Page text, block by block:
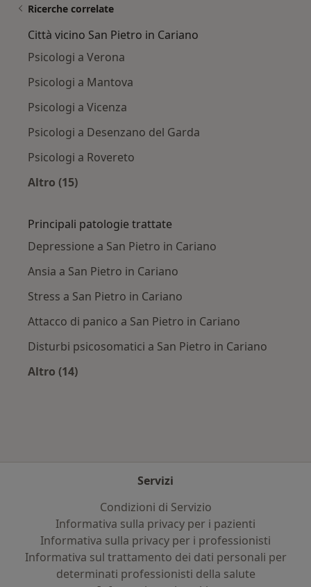
Ricerche correlate
Città vicino San Pietro in Cariano
Psicologi a Verona
Psicologi a Mantova
Psicologi a Vicenza
Psicologi a Desenzano del Garda
Psicologi a Rovereto
Altro (15)
Principali patologie trattate
Depressione a San Pietro in Cariano
Ansia a San Pietro in Cariano
Stress a San Pietro in Cariano
Attacco di panico a San Pietro in Cariano
Disturbi psicosomatici a San Pietro in Cariano
Altro (14)
Servizi
Condizioni di Servizio
Informativa sulla privacy per i pazienti
Informativa sulla privacy per i professionisti
Informativa sul trattamento dei dati personali per
determinati professionisti della salute